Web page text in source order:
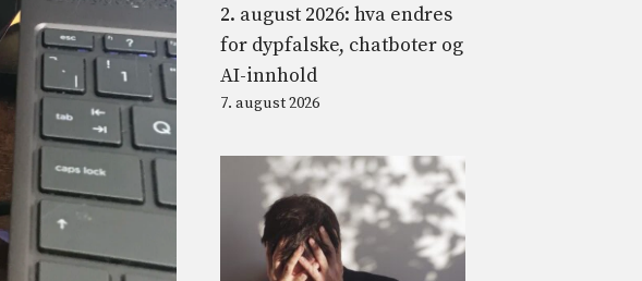
2. august 2026: hva endres
for dypfalske, chatboter og
AI-innhold
7. august 2026